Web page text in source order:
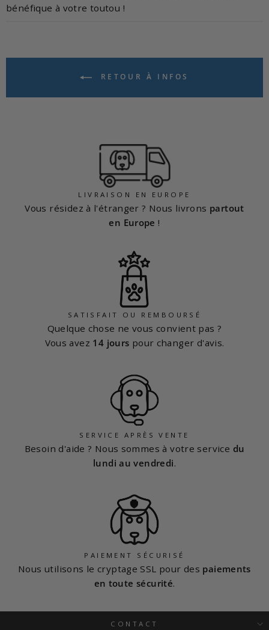
bénéfique à votre toutou !
RETOUR À INFOS
LIVRAISON EN EUROPE
Vous résidez à l'étranger ? Nous livrons partout
en Europe !
SATISFAIT OU REMBOURSÉ
Quelque chose ne vous convient pas ?
Vous avez 14 jours pour changer d'avis.
SERVICE APRÈS VENTE
Besoin d'aide ? Nous sommes à votre service du
lundi au vendredi.
PAIEMENT SÉCURISÉ
Nous utilisons le cryptage SSL pour des paiements
en toute sécurité.
CONTACT